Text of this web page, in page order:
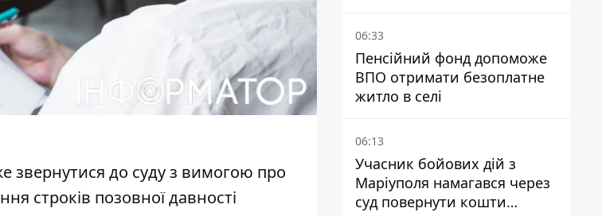
звернутися до суду з вимогою про
строків позовної давності
06:33
Пенсійний фонд допоможе
ВПО отримати безоплатне
житло в селі
06:13
Учасник бойових дій з
Маріуполя намагався через
суд повернути кошти